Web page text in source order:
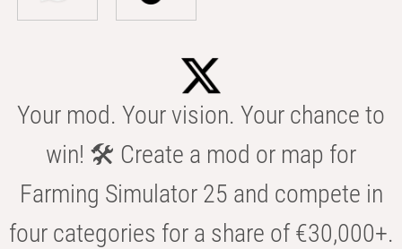
Your mod. Your vision. Your chance to
win! 🛠️ Create a mod or map for
Farming Simulator 25 and compete in
four categories for a share of €30,000+.